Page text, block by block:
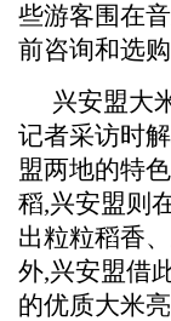
些游客围在
前咨询和选购
兴安盟大
记者采访时
盟两地的特
稻,兴安盟则
出粒粒稻香
外,兴安盟借
的优质大米